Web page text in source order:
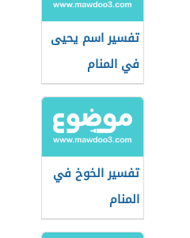
تفسير اسم يحيى
في المنام
تفسير الخوخ في
المنام